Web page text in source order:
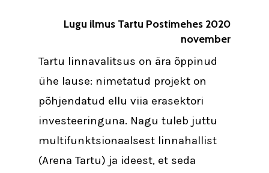
Lugu ilmus Tartu Postimehes 2020
november
Tartu linnavalitsus on ära õppinud
ühe lause: nimetatud projekt on
põhjendatud ellu viia erasektori
investeeringuna. Nagu tuleb juttu
multifunktsionaalsest linnahallist
(Arena Tartu) ja ideest, et seda